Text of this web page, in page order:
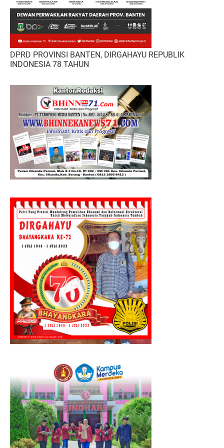
DPRD PROVINSI BANTEN, DIRGAHAYU REPUBLIK
INDONESIA 78 TAHUN